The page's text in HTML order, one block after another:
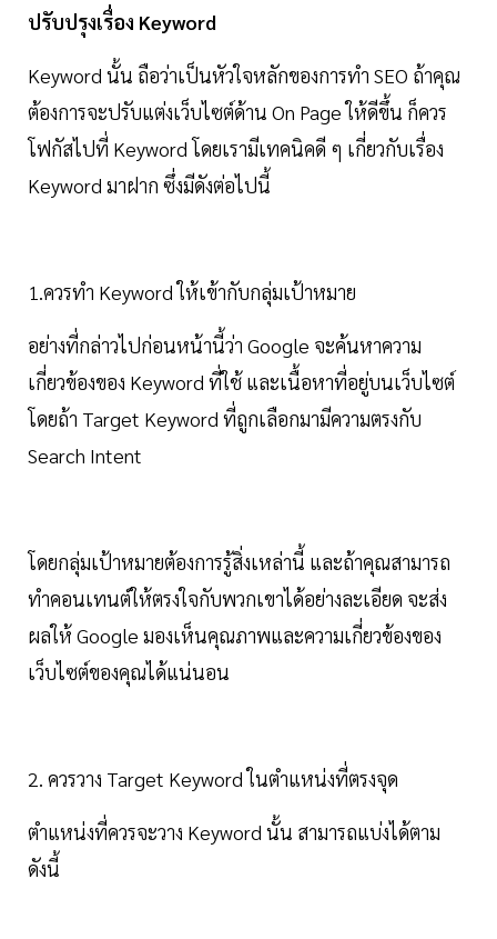
ปรับปรุงเรื่อง Keyword
Keyword นั้น ถือว่าเป็นหัวใจหลักของการทำ SEO ถ้าคุณ
ต้องการจะปรับแต่งเว็บไซต์ด้าน On Page ให้ดีขึ้น ก็ควร
โฟกัสไปที่ Keyword โดยเรามีเทคนิคดี ๆ เกี่ยวกับเรื่อง
Keyword มาฝาก ซึ่งมีดังต่อไปนี้
1.ควรทำ Keyword ให้เข้ากับกลุ่มเป้าหมาย
อย่างที่กล่าวไปก่อนหน้านี้ว่า Google จะค้นหาความ
เกี่ยวข้องของ Keyword ที่ใช้ และเนื้อหาที่อยู่บนเว็บไซต์
โดยถ้า Target Keyword ที่ถูกเลือกมามีความตรงกับ
Search Intent
โดยกลุ่มเป้าหมายต้องการรู้สิ่งเหล่านี้ และถ้าคุณสามารถ
ทำคอนเทนต์ให้ตรงใจกับพวกเขาได้อย่างละเอียด จะส่ง
ผลให้ Google มองเห็นคุณภาพและความเกี่ยวข้องของ
เว็บไซต์ของคุณได้แน่นอน
2. ควรวาง Target Keyword ในตำแหน่งที่ตรงจุด
ตำแหน่งที่ควรจะวาง Keyword นั้น สามารถแบ่งได้ตาม
ดังนี้